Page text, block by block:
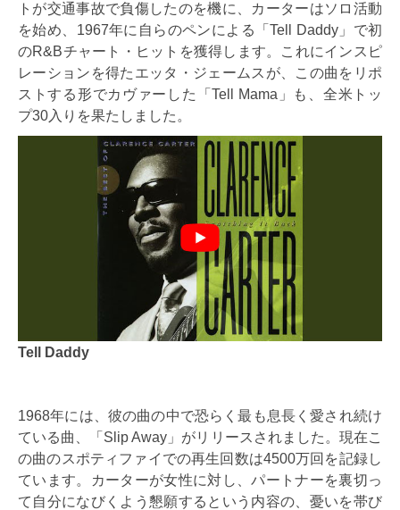
トが交通事故で負傷したのを機に、カーターはソロ活動
を始め、1967年に自らのペンによる「Tell Daddy」で初
のR&Bチャート・ヒットを獲得します。これにインスピ
レーションを得たエッタ・ジェームスが、この曲をリポ
ストする形でカヴァーした「Tell Mama」も、全米トッ
プ30入りを果たしました。
Tell Daddy
1968年には、彼の曲の中で恐らく最も息長く愛され続け
ている曲、「Slip Away」がリリースされました。現在こ
の曲のスポティファイでの再生回数は4500万回を記録し
ています。カーターが女性に対し、パートナーを裏切っ
て自分になびくよう懇願するという内容の、憂いを帯び